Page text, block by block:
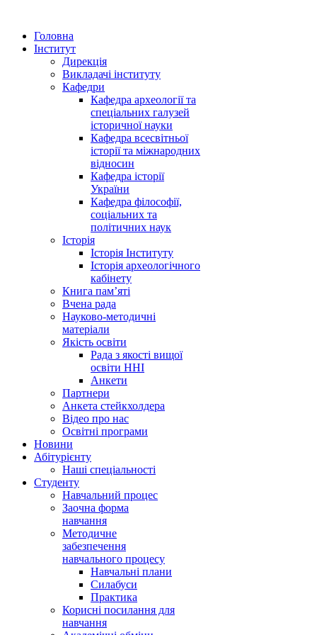
Головна
Інститут
Дирекція
Викладачі інституту
Кафедри
Кафедра археології та
спеціальних галузей
історичної науки
Кафедра всесвітньої
історії та міжнародних
відносин
Кафедра історії
України
Кафедра філософії,
соціальних та
політичних наук
Історія
Історія Інституту
Історія археологічного
кабінету
Книга памʼяті
Вчена рада
Науково-методичні
матеріали
Якість освіти
Рада з якості вищої
освіти ННІ
Анкети
Партнери
Анкета стейкхолдера
Відео про нас
Освітні програми
Hовини
Абітурієнту
Наші спеціальності
Студенту
Навчальний процес
Заочна форма
навчання
Методичне
забезпечення
навчального процесу
Навчальні плани
Силабуси
Практика
Корисні посилання для
навчання